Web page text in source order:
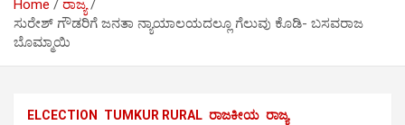
Home
ರಾಜ್ಯ
ಸುರೇಶ್ ಗೌಡರಿಗೆ ಜನತಾ ನ್ಯಾಯಾಲಯದಲ್ಲೂ ಗೆಲುವು ಕೊಡಿ- ಬಸವರಾಜ
ಬೊಮ್ಮಾಯಿ
ELCECTION TUMKUR RURAL ರಾಜಕೀಯ ರಾಜ್ಯ